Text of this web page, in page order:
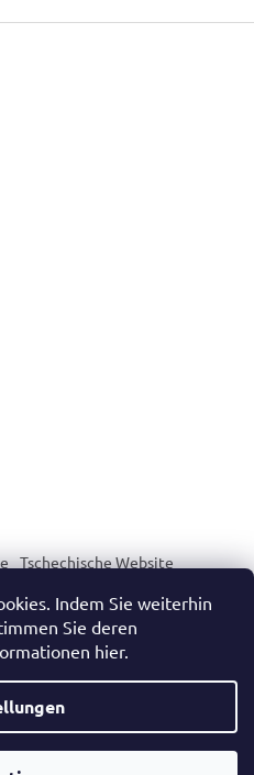
Indem Sie weiterhin
Sie deren
hier.
Tschechische Website
. Alle Rechte